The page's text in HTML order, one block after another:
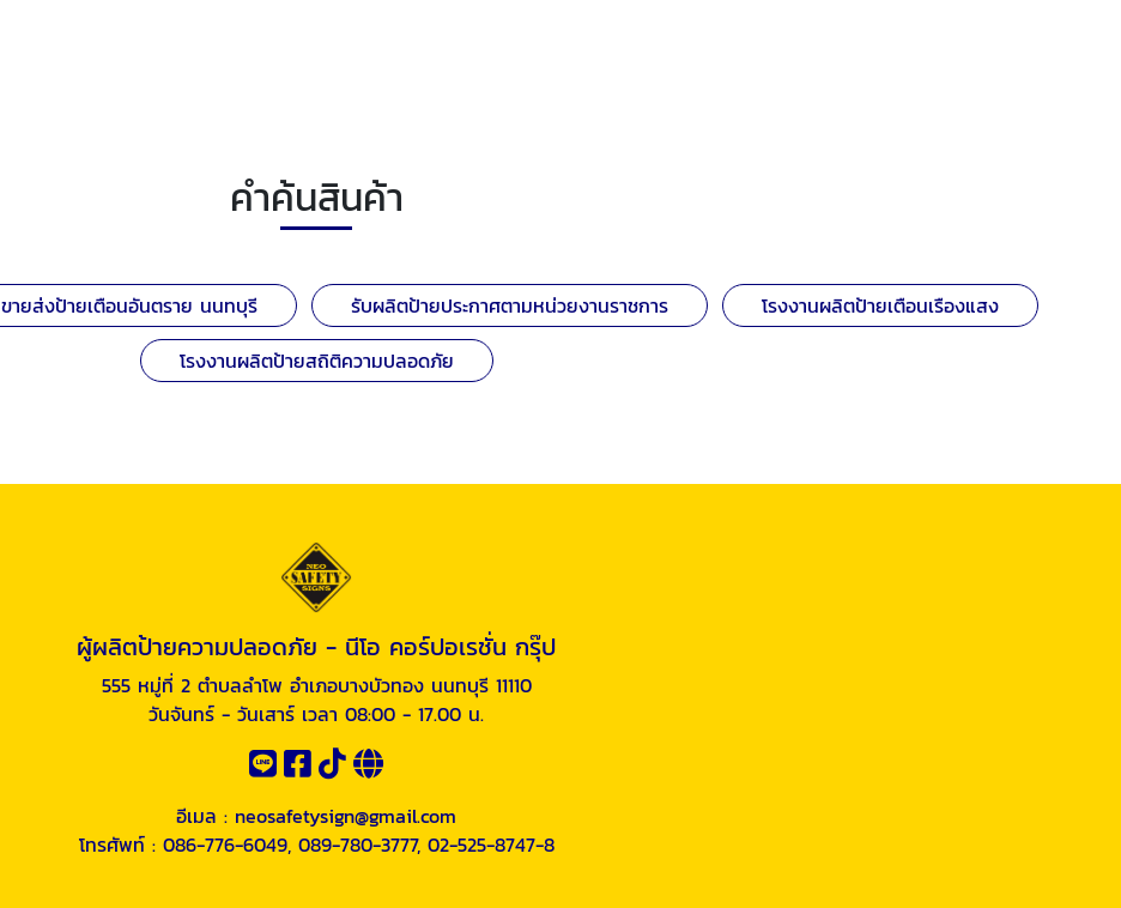
คำค้นสินค้า
ขายส่งป้ายเตือนอันตราย นนทบุรี รับผลิตป้ายประกาศตามหน่วยงานราชการ
โรงงานผลิตป้ายเตือนเรืองแสง
โรงงานผลิตป้ายสถิติความปลอดภัย
ผู้ผลิตป้ายความปลอดภัย - นีโอ คอร์ปอเรชั่น กรุ๊ป
555 หมู่ที่ 2 ตำบลลำโพ อำเภอบางบัวทอง นนทบุรี 11110
วันจันทร์ - วันเสาร์ เวลา 08:00 - 17.00 น.
อีเมล : neosafetysign@gmail.com
โทรศัพท์ : 086-776-6049, 089-780-3777, 02-525-8747-8